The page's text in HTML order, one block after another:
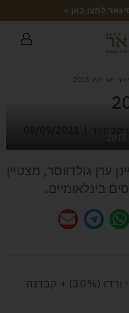
לחצו כאן »
יער יתיר 2015
ערן גולדווסר, מצטיין
בינלאומיים.
קברנה סוביניון (60%) + פטי ורדו (30%) + קברנה